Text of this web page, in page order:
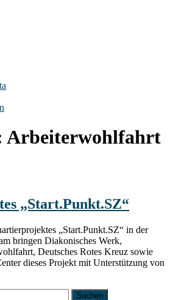
Arbeiterwohlfahrt
„Start.Punkt.SZ“
„Start.Punkt.SZ“ in der
bringen Diakonisches Werk,
Deutsches Rotes Kreuz sowie
dieses Projekt mit Unterstützung von